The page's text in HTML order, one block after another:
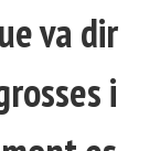
va dir
i